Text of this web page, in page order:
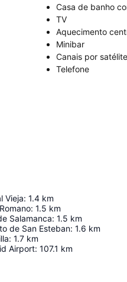
Casa de banho
TV
Aquecimento
Minibar
Canais por satélite
Telefone
Vieja: 1.4 km
: 1.5 km
Salamanca: 1.5 km
de San Esteban: 1.6 km
: 1.7 km
Airport: 107.1 km